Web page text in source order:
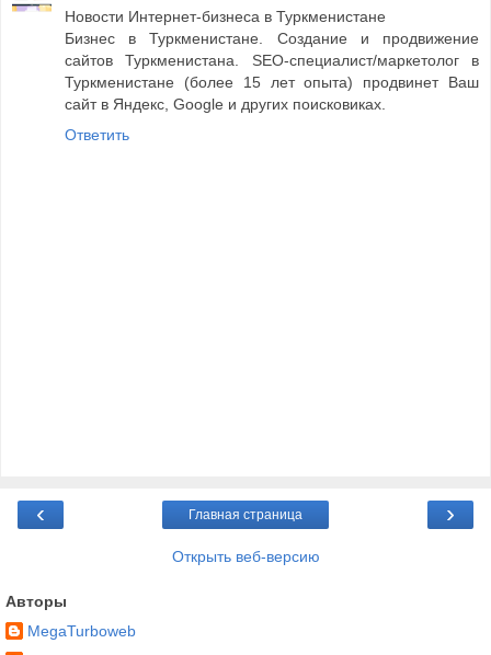
Новости Интернет-бизнеса в Туркменистане
Бизнес в Туркменистане. Создание и продвижение
сайтов Туркменистана. SEO-специалист/маркетолог в
Туркменистане (более 15 лет опыта) продвинет Ваш
сайт в Яндекс, Google и других поисковиках.
Ответить
‹ ›
Главная страница
Открыть веб-версию
Авторы
MegaTurboweb